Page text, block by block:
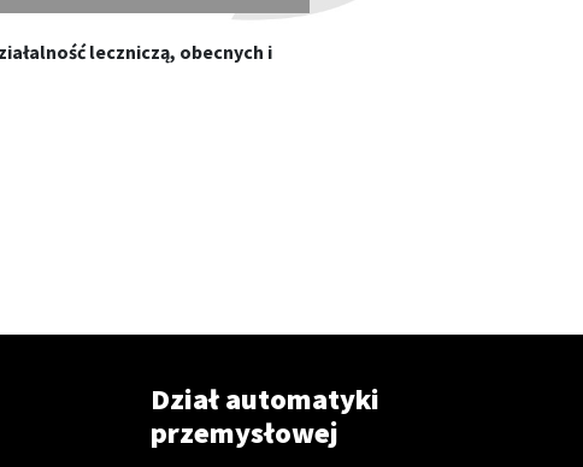
leczniczą, obecnych i
Dział automatyki
przemysłowej